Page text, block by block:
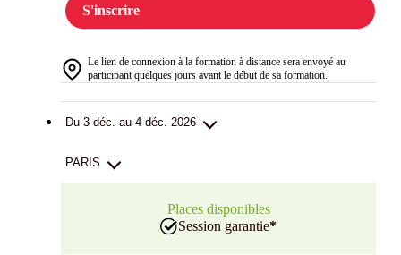
S'inscrire
Le lien de connexion à la formation à distance sera envoyé au
participant quelques jours avant le début de sa formation.
Du 3 déc. au 4 déc. 2026
PARIS
Places disponibles
Session garantie*